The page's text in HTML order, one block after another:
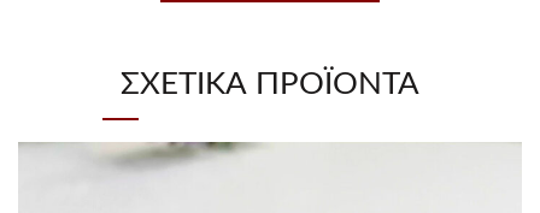
ΣΧΕΤΙΚΆ ΠΡΟΪΌΝΤΑ